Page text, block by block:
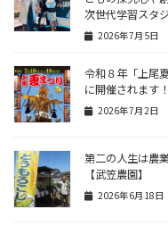
次世代学習スタジ
2026年7月5日
令和８年「上尾
に開催されます！
2026年7月2日
第二の人生は農
【武笠農園】
2026年6月18日